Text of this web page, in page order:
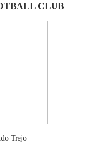
CLUB
Trejo